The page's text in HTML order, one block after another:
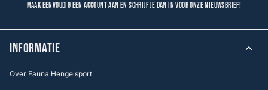
Maak eenvoudig een account aan en schrijf je dan in voor onze nieuwsbrief!
INFORMATIE
Over Fauna Hengelsport